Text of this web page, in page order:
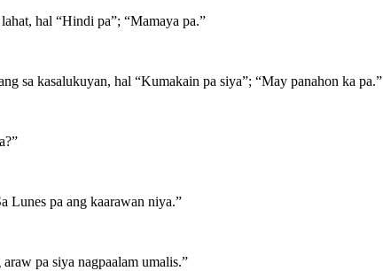
hal “Hindi pa”; “Mamaya pa.”
sa kasalukuyan, hal “Kumakain pa siya”; “May panahon ka pa.”
Lunes pa ang kaarawan niya.”
pa siya nagpaalam umalis.”